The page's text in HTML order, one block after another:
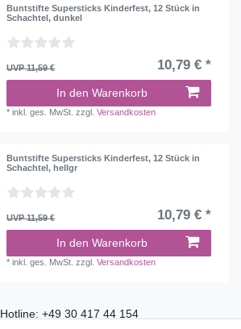
Buntstifte Supersticks Kinderfest, 12 Stück in
Schachtel, dunkel
UVP 11,59 € 10,79 € *
In den Warenkorb
*inkl. ges. MwSt. zzgl.Versandkosten
Buntstifte Supersticks Kinderfest, 12 Stück in
Schachtel, hellgr
UVP 11,59 € 10,79 € *
In den Warenkorb
*inkl. ges. MwSt. zzgl.Versandkosten
Hotline: +49 30 417 44 154